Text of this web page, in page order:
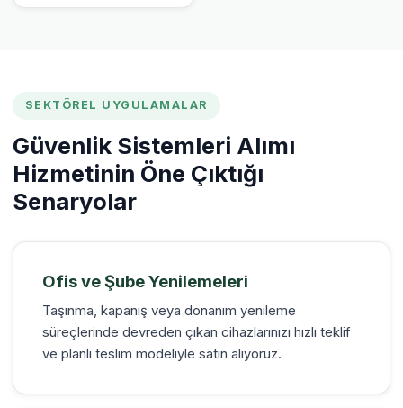
SEKTÖREL UYGULAMALAR
Güvenlik Sistemleri Alımı
Hizmetinin Öne Çıktığı
Senaryolar
Ofis ve Şube Yenilemeleri
Taşınma, kapanış veya donanım yenileme
süreçlerinde devreden çıkan cihazlarınızı hızlı teklif
ve planlı teslim modeliyle satın alıyoruz.